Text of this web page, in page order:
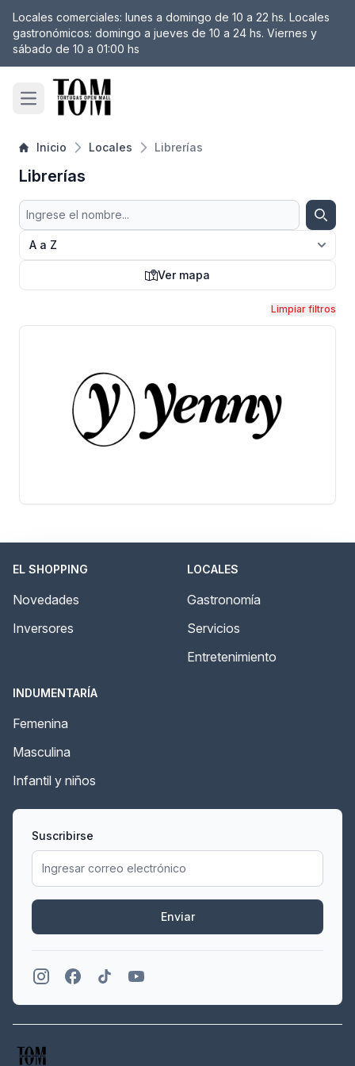
Locales comerciales: lunes a domingo de 10 a 22 hs. Locales
gastronómicos: domingo a jueves de 10 a 24 hs. Viernes y
sábado de 10 a 01:00 hs
Open main menu
Inicio Locales Librerías
Librerías
Buscar
Ver mapa
Mapa
Limpiar filtros
EL SHOPPING
Novedades
Inversores
LOCALES
Gastronomía
Servicios
Entretenimiento
INDUMENTARÍA
Femenina
Masculina
Infantil y niños
Suscribirse
Enviar